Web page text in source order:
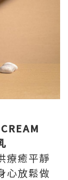
療癒平靜
心放鬆做